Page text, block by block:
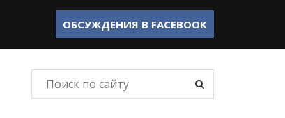
ОБСУЖДЕНИЯ В FACEBOOK